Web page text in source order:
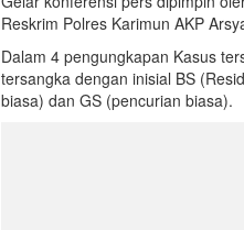
Reskrim Polres Karimun AKP
Dalam 4 pengungkapan Kasus
tersangka dengan inisial BS
biasa) dan GS (pencurian biasa).